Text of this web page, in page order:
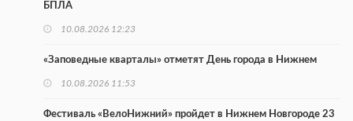
БПЛА
10.08.2026 12:23
«Заповедные кварталы» отметят День города в Нижнем
10.08.2026 11:53
Фестиваль «ВелоНижний» пройдет в Нижнем Новгороде 23